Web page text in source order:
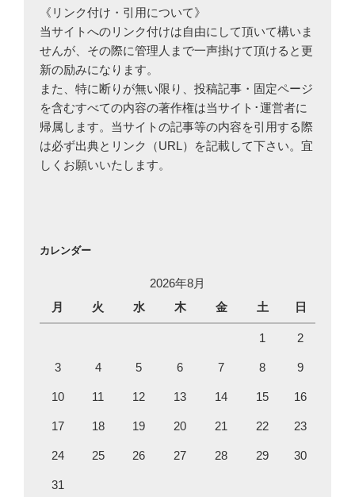
《リンク付け・引用について》
当サイトへのリンク付けは自由にして頂いて構いま
せんが、その際に管理人まで一声掛けて頂けると更
新の励みになります。
また、特に断りが無い限り、投稿記事・固定ページ
を含むすべての内容の著作権は当サイト･運営者に
帰属します。当サイトの記事等の内容を引用する際
は必ず出典とリンク（URL）を記載して下さい。宜
しくお願いいたします。
カレンダー
2026年8月
月
火 水 木 金 土 日
1 2
3 4 5 6 7 8 9
10 11 12 13 14 15 16
17 18 19 20 21 22 23
24 25 26 27 28 29 30
31